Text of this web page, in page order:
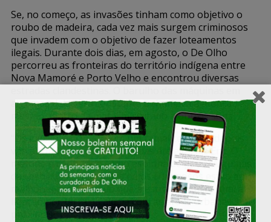
Se, no começo, as invasões tinham como objetivo o
roubo de madeira, cada vez mais surgem criminosos
que invadem com o objetivo de fazer loteamentos
ilegais. Durante dois dias, em agosto, o De Olho
percorreu as fronteiras do território indígena entre
Nova Mamoré e Porto Velho e encontrou diversas
algumas delas era constante e chamava a atenção
mesmo dentro da mata, misturado a outros sons.
“Os invasores constroem um ramal central e depois
vão abrindo pequenas estradas até ele”, diz Eric. O
método é conhecido como espinha de peixe. Algumas
das estradas construídas pelos criminosos estão em
melhores condições do que a estrada pública, única
ligação por terra da aldeia com as áreas urbanas
próximas.